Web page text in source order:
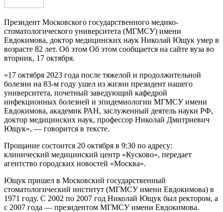
Президент Московского государственного медико-
стоматологического университета (МГМСУ) имени
Евдокимова, доктор медицинских наук Николай Ющук умер в
возрасте 82 лет. Об этом Об этом сообщается на сайте вуза во
вторник, 17 октября.
«17 октября 2023 года после тяжелой и продолжительной
болезни на 83-м году ушел из жизни президент нашего
университета, почетный заведующий кафедрой
инфекционных болезней и эпидемиологии МГМСУ имени
Евдокимова, академик РАН, заслуженный деятель науки РФ,
доктор медицинских наук, профессор Николай Дмитриевич
Ющук», — говорится в тексте.
Прощание состоится 20 октября в 9:30 по адресу:
клинический медицинский центр «Кусково», передает
агентство городских новостей «Москва».
Ющук пришел в Московский государственный
стоматологический институт (МГМСУ имени Евдокимова) в
1971 году. С 2002 по 2007 год Николай Ющук был ректором, а
с 2007 года — президентом МГМСУ имени Евдокимова.